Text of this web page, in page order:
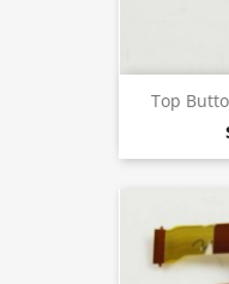
Top